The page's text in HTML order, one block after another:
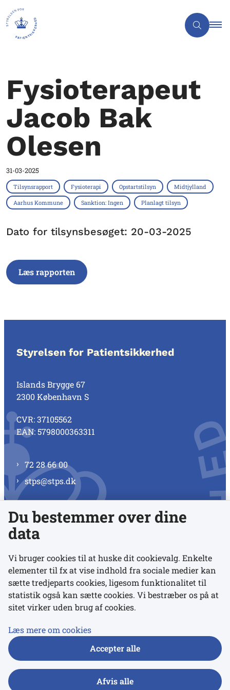
Fysioterapeut
Jacob Bak
Olesen
31-03-2025
Tilsynsrapport Fysioterapi Opstartstilsyn Midtjylland
Aarhus Kommune Sanktion: Ingen Planlagt tilsyn
Dato for tilsynsbesøget: 20-03-2025
Læs rapporten
Styrelsen for Patientsikkerhed
Islands Brygge 67
2300 København S
CVR: 37105562
EAN: 5798000363311
72 28 66 00
stps@stps.dk
Se alle kontaktnumre
Links
Udgivelser
Du bestemmer over dine
data
Vi bruger cookies til at huske dit cookievalg. Enkelte
elementer til fx at vise indhold fra sociale medier kan
sætte tredjeparts cookies, ligesom funktionalitet til
statistik også kan sætte cookies. Vi bestræber os på at
sitet virker uden brug af cookies.
Læs mere om cookies
Accepter alle
Afvis alle